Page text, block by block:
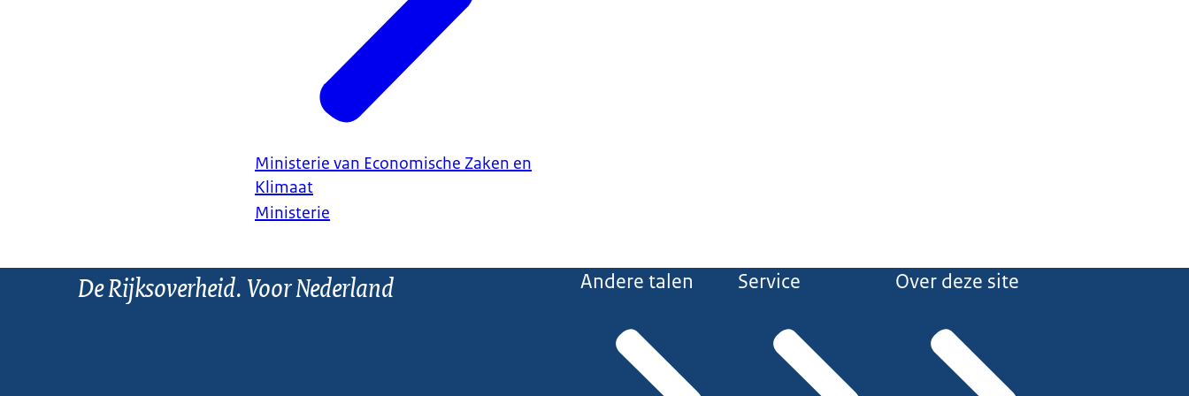
Ministerie van Economische Zaken en
Klimaat
Ministerie
De Rijksoverheid. Voor Nederland Andere talen Service Over deze site